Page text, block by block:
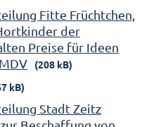
Fitte Früchtchen,
der
Preise für Ideen
(208 kB)
kB)
Stadt Zeitz